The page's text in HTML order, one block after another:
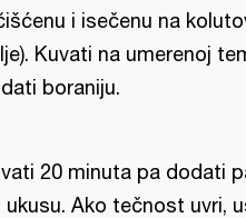
i isečenu na
Kuvati na umerenoj
boraniju.
20 minuta pa dodati
ukusu. Ako tečnost uvri,